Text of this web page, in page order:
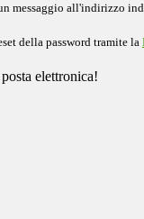
messaggio all'indirizzo
della password tramite la
elettronica!